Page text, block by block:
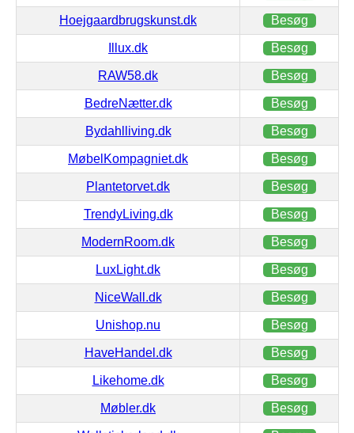
Hoejgaardbrugskunst.dk Besøg
Illux.dk Besøg
RAW58.dk Besøg
BedreNætter.dk Besøg
Bydahlliving.dk Besøg
MøbelKompagniet.dk Besøg
Plantetorvet.dk Besøg
TrendyLiving.dk Besøg
ModernRoom.dk Besøg
LuxLight.dk Besøg
NiceWall.dk Besøg
Unishop.nu Besøg
HaveHandel.dk Besøg
Likehome.dk Besøg
Møbler.dk Besøg